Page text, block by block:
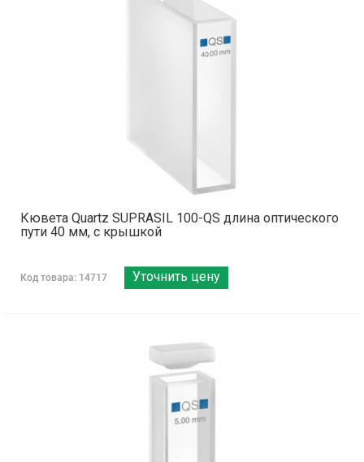
Кювета Quartz SUPRASIL 100-QS длина оптического
пути 40 мм, с крышкой
Код товара: 14717 Уточнить цену